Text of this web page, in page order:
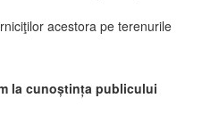
acestora pe terenurile
la cunoștința publicului